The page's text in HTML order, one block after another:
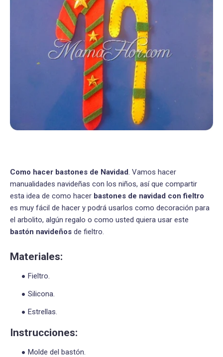
Como hacer bastones de Navidad. Vamos hacer
manualidades navideñas con los niños, así que compartir
esta idea de como hacer bastones de navidad con fieltro
es muy fácil de hacer y podrá usarlos como decoración para
el arbolito, algún regalo o como usted quiera usar este
bastón navideños de fieltro.
Materiales:
Fieltro.
Silicona.
Estrellas.
Instrucciones:
Molde del bastón.